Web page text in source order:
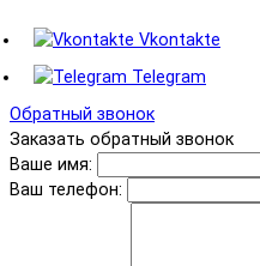
Vkontakte
Telegram
Обратный звонок
Заказать обратный звонок
Ваше имя:
Ваш телефон: